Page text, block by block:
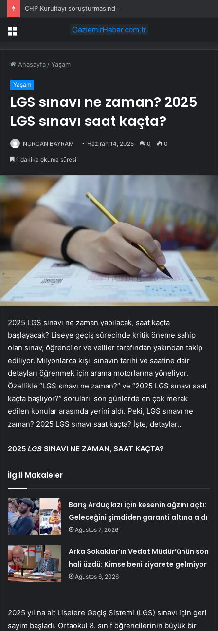
Menü
Anasayfa /Yaşam
Yaşam
LGS sınavı ne zaman? 2025
LGS sınavı saat kaçta?
NURCAN BAYRAM Haziran 14, 2025 0 0
1 dakika okuma süresi
2025 LGS sınavı ne zaman yapılacak, saat kaçta
başlayacak? Liseye geçiş sürecinde kritik öneme sahip
olan sınav, öğrenciler ve veliler tarafından yakından takip
ediliyor. Milyonlarca kişi, sınavın tarihi ve saatine dair
detayları öğrenmek için arama motorlarına yöneliyor.
Özellikle “LGS sınavı ne zaman?” ve “2025 LGS sınavı saat
kaçta başlıyor?” soruları, son günlerde en çok merak
edilen konular arasında yerini aldı. Peki, LGS sınavı ne
zaman? 2025 LGS sınavı saat kaçta? İşte, detaylar…
2025 LGS SINAVI NE ZAMAN, SAAT KAÇTA?
İlgili Makaleler
Barış Arduç kızı için kesenin ağzını açtı:
Geleceğini şimdiden garanti altına aldı
Ağustos 7, 2026
Arka Sokaklar’ın Vedat Müdür’ünün son
hali üzdü: Kimse beni ziyarete gelmiyor
Ağustos 6, 2026
2025 yılına ait Liselere Geçiş Sistemi (LGS) sınavı için geri
sayım başladı. Ortaokul 8. sınıf öğrencilerinin büyük bir